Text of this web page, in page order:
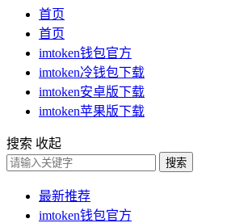
首页
首页
imtoken钱包官方
imtoken冷钱包下载
imtoken安卓版下载
imtoken苹果版下载
搜索 收起
搜索
最新推荐
imtoken钱包官方